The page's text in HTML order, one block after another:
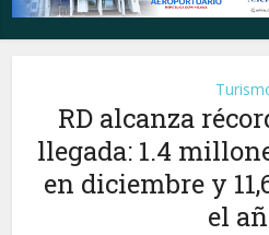
RD alcanza
llegada: 1.4
en diciembre y
el